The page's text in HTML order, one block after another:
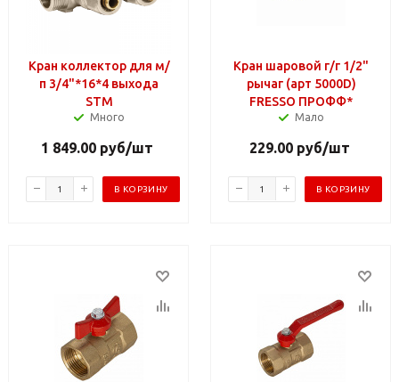
Кран коллектор для м/
п 3/4"*16*4 выхода
STM
Много
1 849.00 руб/шт
В КОРЗИНУ
Кран шаровой г/г 1/2"
рычаг (арт 5000D)
FRESSO ПРОФФ*
Мало
229.00руб/шт
В КОРЗИНУ